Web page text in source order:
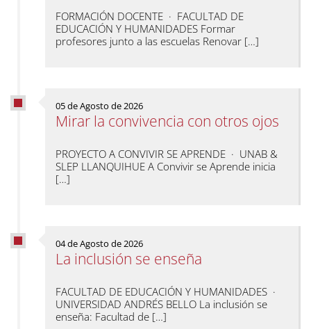
FORMACIÓN DOCENTE · FACULTAD DE
EDUCACIÓN Y HUMANIDADES Formar
profesores junto a las escuelas Renovar […]
05 de Agosto de 2026
Mirar la convivencia con otros ojos
PROYECTO A CONVIVIR SE APRENDE · UNAB &
SLEP LLANQUIHUE A Convivir se Aprende inicia
[…]
04 de Agosto de 2026
La inclusión se enseña
FACULTAD DE EDUCACIÓN Y HUMANIDADES ·
UNIVERSIDAD ANDRÉS BELLO La inclusión se
enseña: Facultad de […]